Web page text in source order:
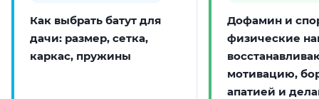
Как выбрать батут для
дачи: размер, сетка,
каркас, пружины
Дофамин и
физические
мотивацию,
апатией и